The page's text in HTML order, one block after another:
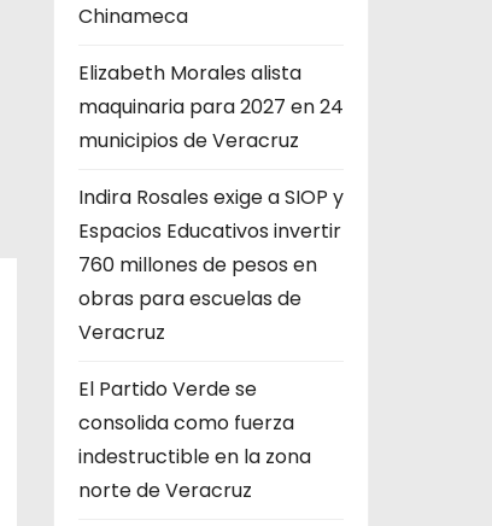
Chinameca
Elizabeth Morales alista
maquinaria para 2027 en 24
municipios de Veracruz
Indira Rosales exige a SIOP y
Espacios Educativos invertir
760 millones de pesos en
obras para escuelas de
Veracruz
​El Partido Verde se
consolida como fuerza
indestructible en la zona
norte de Veracruz